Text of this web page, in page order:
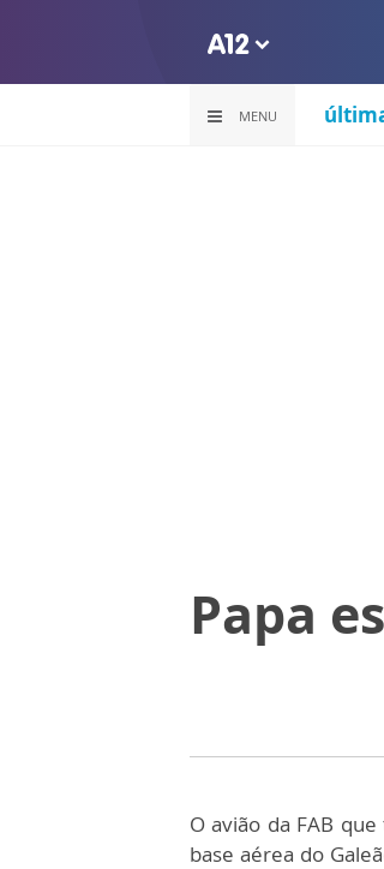
MENU
Papa
O avião da FAB
base aérea do